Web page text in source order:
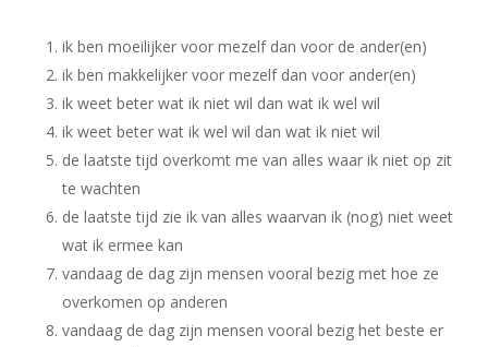
ik ben moeilijker voor mezelf dan voor de ander(en)
ik ben makkelijker voor mezelf dan voor ander(en)
ik weet beter wat ik niet wil dan wat ik wel wil
ik weet beter wat ik wel wil dan wat ik niet wil
de laatste tijd overkomt me van alles waar ik niet op zit
te wachten
de laatste tijd zie ik van alles waarvan ik (nog) niet weet
wat ik ermee kan
vandaag de dag zijn mensen vooral bezig met hoe ze
overkomen op anderen
vandaag de dag zijn mensen vooral bezig het beste er